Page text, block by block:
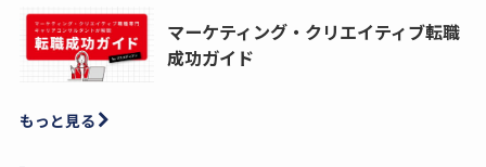
マーケティング・クリエイティブ転職
成功ガイド
もっと見る